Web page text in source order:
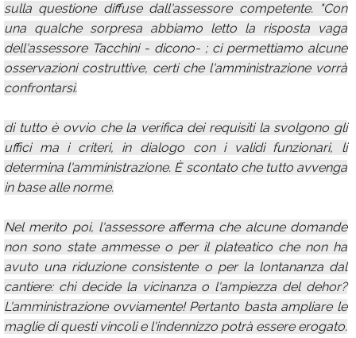
sulla questione diffuse dall'assessore competente. "Con
una qualche sorpresa abbiamo letto la risposta vaga
dell'assessore Tacchini - dicono- ; ci permettiamo alcune
osservazioni costruttive, certi che l'amministrazione vorrà
confrontarsi.
di tutto è ovvio che la verifica dei requisiti la svolgono gli
uffici ma i criteri, in dialogo con i validi funzionari, li
determina l'amministrazione. È scontato che tutto avvenga
in base alle norme.
Nel merito poi, l'assessore afferma che alcune domande
non sono state ammesse o per il plateatico che non ha
avuto una riduzione consistente o per la lontananza dal
cantiere: chi decide la vicinanza o l'ampiezza del dehor?
L'amministrazione ovviamente! Pertanto basta ampliare le
maglie di questi vincoli e l'indennizzo potrà essere erogato.